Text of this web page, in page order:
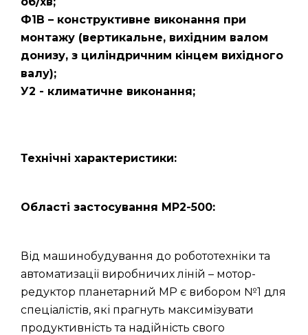
Ф1В – конструктивне виконання при
монтажу (вертикальне, вихідним валом
донизу, з циліндричним кінцем вихідного
валу);
У2 - климатичне виконання;
Технічні характеристики:
Області застосування МР2-500:
Від машинобудування до робототехніки та
автоматизації виробничих ліній – мотор-
редуктор планетарний МР є вибором №1 для
спеціалістів, які прагнуть максимізувати
продуктивність та надійність свого